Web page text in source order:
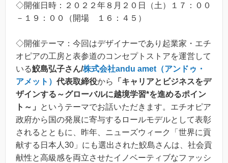
◇開催日時：２０２２年８月２０日（土）１７：００
－１９：００（開場 １６：４５）
◇開催テーマ：今回はデザイナーであり起業家・エチ
オピアの工房と表参道のコンセプトストアを運営して
いる鮫島弘子さん/株式会社andu amet（アンドゥ・
アメット） 代表取締役から
「キャリアとビジネスをデ
ザインする～グローバルに越境学習*を進めるポイン
ト～」
というテーマでお話いただきます。エチオピア
政府から国の発展に寄与するロールモデルとして表彰
されるとともに、昨年、ニューズウィーク「世界に貢
献する日本人30」にも選出された鮫島さんは、社会貢
献性と高級感を両立させたイノベーティブなファッシ